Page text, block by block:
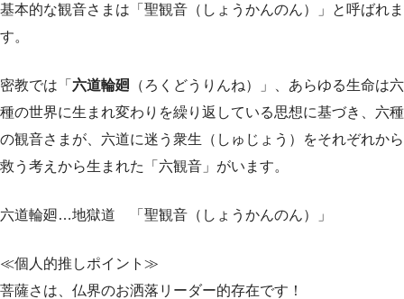
基本的な観音さまは「聖観音（しょうかんのん）」と呼ばれま
す。
密教では「 六道輪廻
（ろくどうりんね）」、あらゆる生命は六
種の世界に生まれ変わりを繰り返している思想に基づき、六種
の観音さまが、六道に迷う衆生（しゅじょう）をそれぞれから
救う考えから生まれた「六観音」がいます。
六道輪廻…地獄道 「聖観音（しょうかんのん）」
≪個人的推しポイント≫
菩薩さは、仏界のお洒落リーダー的存在です！